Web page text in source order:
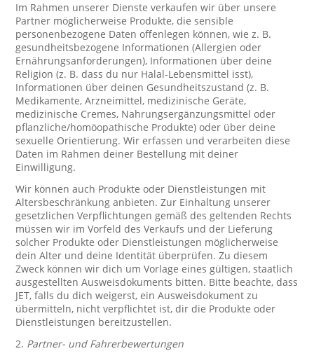
Im Rahmen unserer Dienste verkaufen wir über unsere
Partner möglicherweise Produkte, die sensible
personenbezogene Daten offenlegen können, wie z. B.
gesundheitsbezogene Informationen (Allergien oder
Ernährungsanforderungen), Informationen über deine
Religion (z. B. dass du nur Halal-Lebensmittel isst),
Informationen über deinen Gesundheitszustand (z. B.
Medikamente, Arzneimittel, medizinische Geräte,
medizinische Cremes, Nahrungsergänzungsmittel oder
pflanzliche/homöopathische Produkte) oder über deine
sexuelle Orientierung. Wir erfassen und verarbeiten diese
Daten im Rahmen deiner Bestellung mit deiner
Einwilligung.
Wir können auch Produkte oder Dienstleistungen mit
Altersbeschränkung anbieten. Zur Einhaltung unserer
gesetzlichen Verpflichtungen gemäß des geltenden Rechts
müssen wir im Vorfeld des Verkaufs und der Lieferung
solcher Produkte oder Dienstleistungen möglicherweise
dein Alter und deine Identität überprüfen. Zu diesem
Zweck können wir dich um Vorlage eines gültigen, staatlich
ausgestellten Ausweisdokuments bitten. Bitte beachte, dass
JET, falls du dich weigerst, ein Ausweisdokument zu
übermitteln, nicht verpflichtet ist, dir die Produkte oder
Dienstleistungen bereitzustellen.
2. Partner- und Fahrerbewertungen